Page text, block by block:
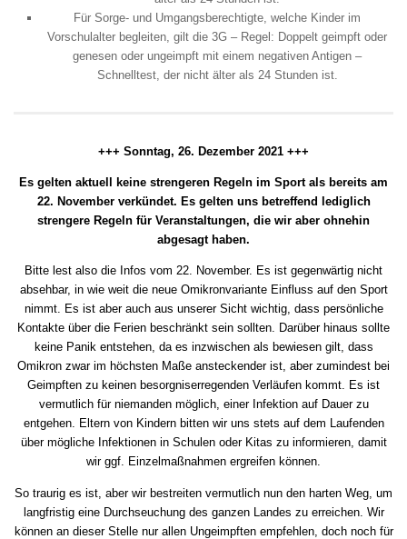
Für Sorge- und Umgangsberechtigte, welche Kinder im
Vorschulalter begleiten, gilt die 3G – Regel: Doppelt geimpft oder
genesen oder ungeimpft mit einem negativen Antigen –
Schnelltest, der nicht älter als 24 Stunden ist.
+++ Sonntag, 26. Dezember 2021 +++
Es gelten aktuell keine strengeren Regeln im Sport als bereits am
22. November verkündet. Es gelten uns betreffend lediglich
strengere Regeln für Veranstaltungen, die wir aber ohnehin
abgesagt haben.
Bitte lest also die Infos vom 22. November. Es ist gegenwärtig nicht
absehbar, in wie weit die neue Omikronvariante Einfluss auf den Sport
nimmt. Es ist aber auch aus unserer Sicht wichtig, dass persönliche
Kontakte über die Ferien beschränkt sein sollten. Darüber hinaus sollte
keine Panik entstehen, da es inzwischen als bewiesen gilt, dass
Omikron zwar im höchsten Maße ansteckender ist, aber zumindest bei
Geimpften zu keinen besorgniserregenden Verläufen kommt. Es ist
vermutlich für niemanden möglich, einer Infektion auf Dauer zu
entgehen. Eltern von Kindern bitten wir uns stets auf dem Laufenden
über mögliche Infektionen in Schulen oder Kitas zu informieren, damit
wir ggf. Einzelmaßnahmen ergreifen können.
So traurig es ist, aber wir bestreiten vermutlich nun den harten Weg, um
langfristig eine Durchseuchung des ganzen Landes zu erreichen. Wir
können an dieser Stelle nur allen Ungeimpften empfehlen, doch noch für